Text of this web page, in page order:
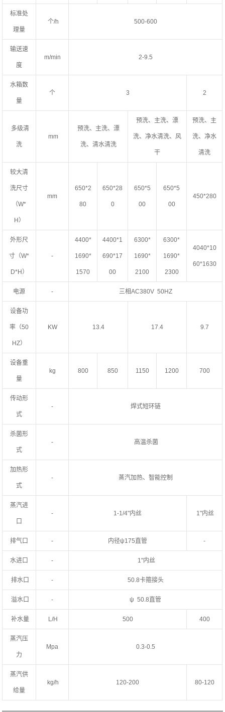
标准处
理量
个/h 500-600
输送速
度
m/min 2-9.5
水箱数
量
个 3 2
多级清
洗
mm
预洗、主洗、漂
洗、清水清洗
预洗、主洗、漂
洗、净水清洗、风
干
预洗、主
洗、净水
清洗
较大清
洗尺寸
（W*
H）
mm
650*2
80
650*28
0
650*5
00
650*5
00
450*280
外形尺
寸（W*
D*H）
-
4400*
1690*
1570
4400*1
690*17
00
6300*
1690*
2100
6300*
1690*
2300
4040*10
60*1630
电源 - 三相AC380V 50HZ
设备功
率（50
HZ）
KW 13.4 17.4 9.7
设备重
量
kg 800 850 1150 1200 700
传动形
式
- 焊式短环链
杀菌形
式
- 高温杀菌
加热形
式
- 蒸汽加热、智能控制
蒸汽进
口
- 1-1/4"内丝 1"内丝
排气口 - 内径ψ175直管 -
水进口 - 1"内丝
排水口 - 50.8卡箍接头
溢水口 - ψ 50.8直管
补水量 L/H 500 400
蒸汽压
力
Mpa 0.3-0.5
蒸汽供
给量
kg/h 120-200 80-120